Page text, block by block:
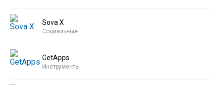
Sova X
Социальные
GetApps
Инструменты